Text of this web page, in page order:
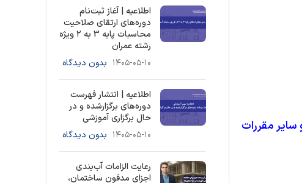
سایر مقررات
اطلاعیه | آغاز ثبت‌نام
دوره‌های ارتقای صلاحیت
محاسبات پایه 3 به ۲ ویژه
رشته عمران
۱۴۰۵-۰۵-۱۰ بدون دیدگاه
اطلاعیه | انتشار فهرست
دوره‌های برگزارشده و در
حال برگزاری آموزشی
۱۴۰۵-۰۵-۱۰ بدون دیدگاه
رعایت الزامات آب‌بندی
اجزای مدفون ساختمان،